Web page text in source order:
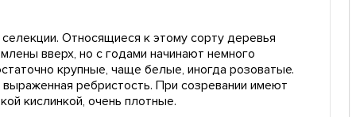
Относящиеся к этому сорту деревья
вверх, но с годами начинают немного
крупные, чаще белые, иногда розоватые.
ребристость. При созревании имеют
кислинкой, очень плотные.